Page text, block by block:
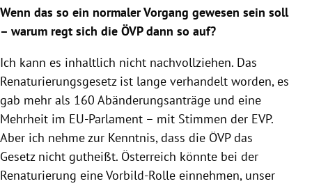
Wenn das so ein normaler Vorgang gewesen sein soll
– warum regt sich die ÖVP dann so auf?
Ich kann es inhaltlich nicht nachvollziehen. Das
Renaturierungsgesetz ist lange verhandelt worden, es
gab mehr als 160 Abänderungsanträge und eine
Mehrheit im EU-Parlament – mit Stimmen der EVP.
Aber ich nehme zur Kenntnis, dass die ÖVP das
Gesetz nicht gutheißt. Österreich könnte bei der
Renaturierung eine Vorbild-Rolle einnehmen, unser